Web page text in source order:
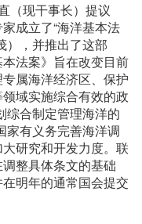
（现干事长）提议
成立了“海洋基本法
），并推出了这部
法案》旨在改变目前
属海洋经济区、保护
域实施综合有效的政
综合制定管理海洋的
家有义务完善海洋调
研究和开发力度。联
整具体条文的基础
明年的通常国会提交